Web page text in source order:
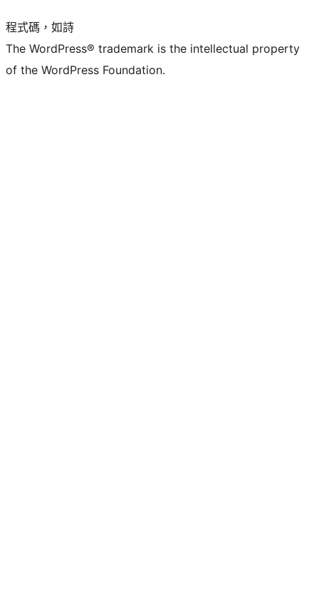
程式碼，如詩
The WordPress® trademark is the intellectual property
of the WordPress Foundation.